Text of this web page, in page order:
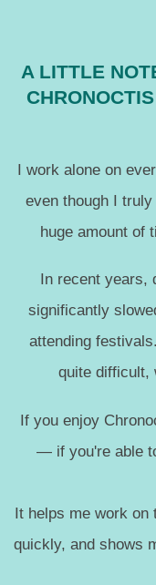
A LITTLE
I work alone on
even though I
huge amount of
In recent years,
significantly
attending
quite difficult,
If you enjoy
— if you're able
It helps me work on
quickly, and shows